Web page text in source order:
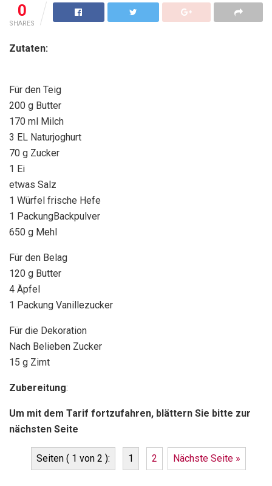
0
SHARES
Zutaten:
Für den Teig
200 g Butter
170 ml Milch
3 EL Naturjoghurt
70 g Zucker
1 Ei
etwas Salz
1 Würfel frische Hefe
1 PackungBackpulver
650 g Mehl
Für den Belag
120 g Butter
4 Äpfel
1 Packung Vanillezucker
Für die Dekoration
Nach Belieben Zucker
15 g Zimt
Zubereitung:
Um mit dem Tarif fortzufahren, blättern Sie bitte zur
nächsten Seite
Seiten ( 1 von 2 ): 1 2 Nächste Seite »